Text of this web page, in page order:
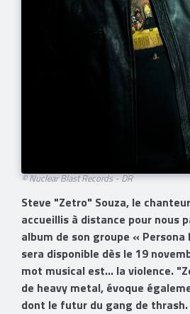
© Nuclear Blast Records - DR
Steve "Zetro" Souza, le chanteur
accueillis à distance pour nous
album de son groupe « Persona
sera disponible dès le 19
mot musical est... la violence.
de heavy metal, évoque
dont le futur du gang de thrash.